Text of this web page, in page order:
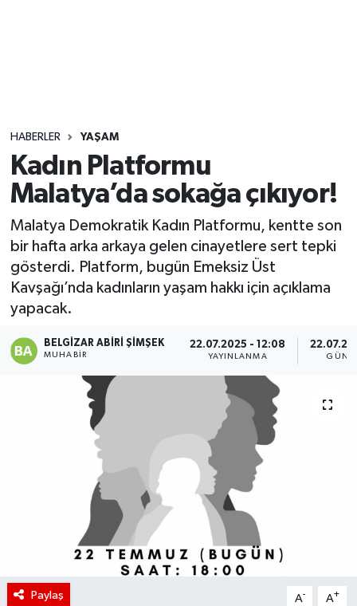
HABERLER YAŞAM
Kadın Platformu
Malatya’da sokağa çıkıyor!
Malatya Demokratik Kadın Platformu, kentte son
bir hafta arka arkaya gelen cinayetlere sert tepki
gösterdi. Platform, bugün Emeksiz Üst
Kavşağı’nda kadınların yaşam hakkı için açıklama
yapacak.
BELGIZAR ABIRI ŞIMŞEK
MUHABIR
22.07.2025 - 12:08
YAYINLANMA
Paylaş A- A+
Yaşam